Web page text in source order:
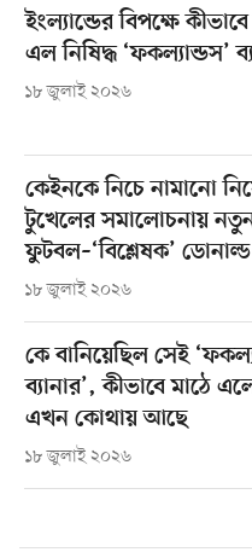
ইংল্যান্ডের বিপক্ষে
এল নিষিদ্ধ ‘ফকল্যান্ডস’
১৮ জুলাই ২০২৬
কেইনকে নিচে নামানো
টুখেলের সমালোচনায়
ফুটবল–‘বিশ্লেষক’ ডোনাল্ড
১৮ জুলাই ২০২৬
কে বানিয়েছিল সেই
ব্যানার’, কীভাবে মাঠে
এখন কোথায় আছে
১৮ জুলাই ২০২৬